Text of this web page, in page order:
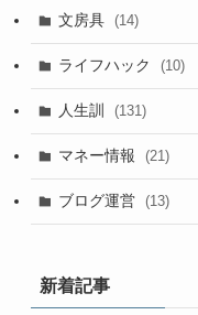
文房具 (14)
ライフハック (10)
人生訓 (131)
マネー情報 (21)
ブログ運営 (13)
新着記事